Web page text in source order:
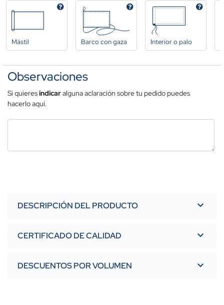
Mástil Barco con gaza Interior o palo
Observaciones
Si quieresindicaralguna aclaración sobre tu pedido puedes
hacerlo aquí.
DESCRIPCIÓN DEL PRODUCTO
CERTIFICADO DE CALIDAD
DESCUENTOS POR VOLUMEN